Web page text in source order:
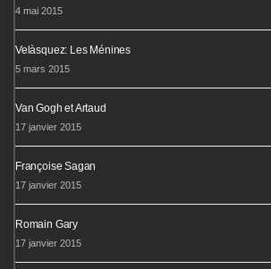
4 mai 2015
Velàsquez: Les Ménines
5 mars 2015
Van Gogh et Artaud
17 janvier 2015
Françoise Sagan
17 janvier 2015
Romain Gary
17 janvier 2015